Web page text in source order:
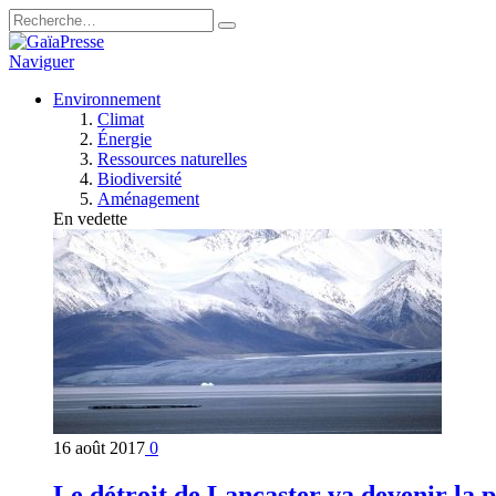
Naviguer
Environnement
Climat
Énergie
Ressources naturelles
Biodiversité
Aménagement
En vedette
16 août 2017 0